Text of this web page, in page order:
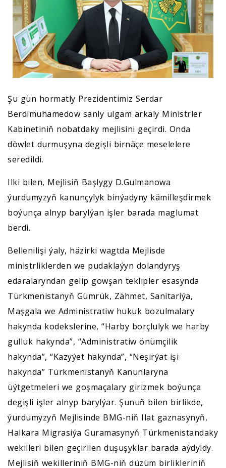
Şu gün hormatly Prezidentimiz Serdar
Berdimuhamedow sanly ulgam arkaly Ministrler
Kabinetiniň nobatdaky mejlisini geçirdi. Onda
döwlet durmuşyna degişli birnäçe meselelere
seredildi.
Ilki bilen, Mejlisiň Başlygy D.Gulmanowa
ýurdumyzyň kanunçylyk binýadyny kämilleşdirmek
boýunça alnyp barylýan işler barada maglumat
berdi.
Bellenilişi ýaly, häzirki wagtda Mejlisde
ministrliklerden we pudaklaýyn dolandyryş
edaralaryndan gelip gowşan teklipler esasynda
Türkmenistanyň Gümrük, Zähmet, Sanitariýa,
Maşgala we Administratiw hukuk bozulmalary
hakynda kodekslerine, “Harby borçlulyk we harby
gulluk hakynda”, “Administratiw önümçilik
hakynda”, “Kazyýet hakynda”, “Neşirýat işi
hakynda” Türkmenistanyň Kanunlaryna
üýtgetmeleri we goşmaçalary girizmek boýunça
degişli işler alnyp barylýar. Şunuň bilen birlikde,
ýurdumyzyň Mejlisinde BMG-niň Ilat gaznasynyň,
Halkara Migrasiýa Guramasynyň Türkmenistandaky
wekilleri bilen geçirilen duşuşyklar barada aýdyldy.
Mejlisiň wekilleriniň BMG-niň düzüm birlikleriniň